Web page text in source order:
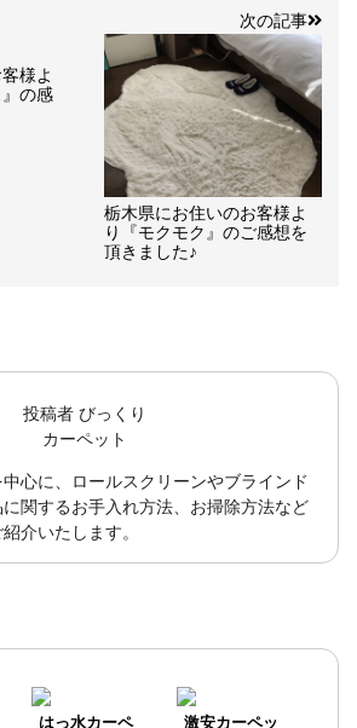
様よ
の感
次の記事
栃木県にお住いのお客様よ
り『モクモク』のご感想を
頂きました♪
投稿者びっくり
カーペット
心に、ロールスクリーンやブラインド
関するお手入れ方法、お掃除方法など
介いたします。
はっ水カーペ
激安カーペッ